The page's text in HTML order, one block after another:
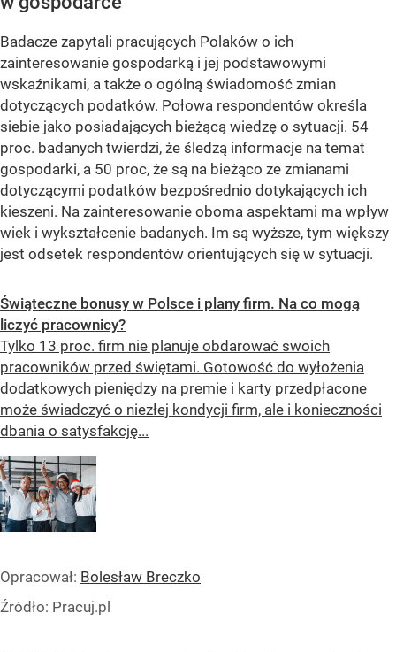
Badacze zapytali pracujących Polaków o ich
zainteresowanie gospodarką i jej podstawowymi
wskaźnikami, a także o ogólną świadomość zmian
dotyczących podatków. Połowa respondentów określa
siebie jako posiadających bieżącą wiedzę o sytuacji. 54
proc. badanych twierdzi, że śledzą informacje na temat
gospodarki, a 50 proc, że są na bieżąco ze zmianami
dotyczącymi podatków bezpośrednio dotykających ich
kieszeni. Na zainteresowanie oboma aspektami ma wpływ
wiek i wykształcenie badanych. Im są wyższe, tym większy
jest odsetek respondentów orientujących się w sytuacji.
Świąteczne bonusy w Polsce i plany firm. Na co mogą
liczyć pracownicy?
Tylko 13 proc. firm nie planuje obdarować swoich
pracowników przed świętami. Gotowość do wyłożenia
dodatkowych pieniędzy na premie i karty przedpłacone
może świadczyć o niezłej kondycji firm, ale i konieczności
dbania o satysfakcję...
Opracował: Bolesław Breczko
Źródło: Pracuj.pl